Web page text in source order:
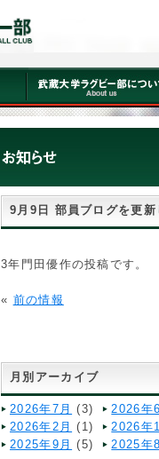
9月9日 部員ブログを更
3年門田優作の投稿です。
« 前の情報
月別アーカイブ
2026年7月 (3)
2026年
2026年2月 (1)
2026年
2025年9月 (5) 2025年